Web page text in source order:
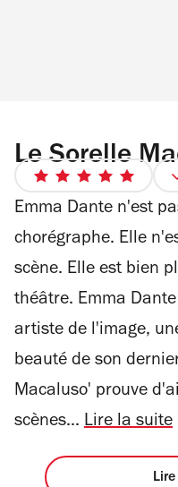
Le Sorelle
5
sur
étoiles
Emma Dante n'est
chorégraphe. Elle
scène. Elle est bien
théâtre. Emma
artiste de l'image,
beauté de son
Macaluso' prouve
scènes... Lire la suite